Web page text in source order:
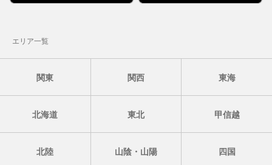
エリア一覧
関東 関西 東海
北海道 東北 甲信越
北陸 山陰・山陽 四国